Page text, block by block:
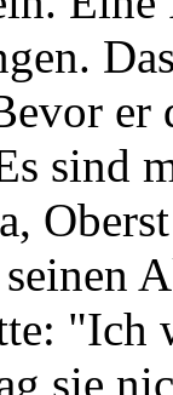
sind
sie